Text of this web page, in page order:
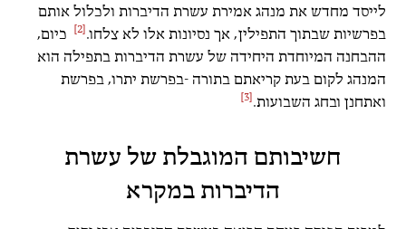
לייסד מחדש את מנהג אמירת עשרת הדיברות ולכלול אותם
בפרשיות שבתוך התפילין, אך נסיונות אלו לא צלחו. [2]
כיום,
ההבחנה המיוחדת היחידה של עשרת הדיברות בתפילה הוא
המנהג לקום בעת קריאתם בתורה -בפרשת יתרו, בפרשת
ואתחנן ובחג השבועות. [3]
חשיבותם המוגבלת של עשרת
הדיברות במקרא